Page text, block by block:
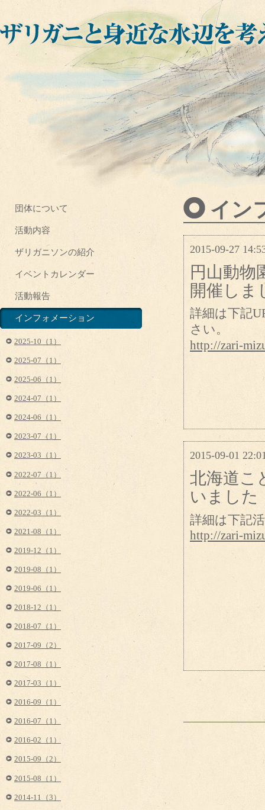
イン
2015-09-27
円山動物
開催しま
詳細は下記
さい。
http://zari-
2015-09-01
北海道こ
いました
詳細は下記
http://zari-
団体について
活動内容
ザリガニソンの紹介
イベントカレンダー
活動報告
インフォメーション
2025-10（1）
2025-07（1）
2025-06（1）
2024-07（1）
2024-06（1）
2023-07（1）
2023-03（1）
2022-07（1）
2022-06（1）
2022-03（1）
2021-08（1）
2019-12（1）
2019-08（1）
2019-06（1）
2018-12（1）
2018-07（1）
2017-09（2）
2017-08（1）
2017-03（1）
2016-09（1）
2016-07（1）
2016-02（1）
2015-09（2）
2015-08（1）
2014-11（3）